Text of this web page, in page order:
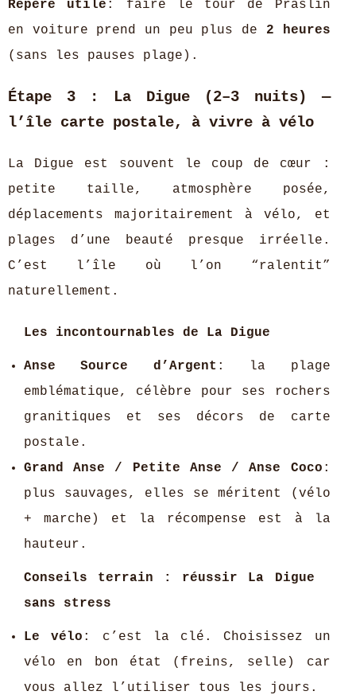
Repère utile : faire le tour de Praslin
en voiture prend un peu plus de 2 heures
(sans les pauses plage).
Étape 3 : La Digue (2–3 nuits) —
l’île carte postale, à vivre à vélo
La Digue est souvent le coup de cœur :
petite taille, atmosphère posée,
déplacements majoritairement à vélo, et
plages d’une beauté presque irréelle.
C’est l’île où l’on “ralentit”
naturellement.
Les incontournables de La Digue
Anse Source d’Argent : la plage
emblématique, célèbre pour ses rochers
granitiques et ses décors de carte
postale.
Grand Anse / Petite Anse / Anse Coco :
plus sauvages, elles se méritent (vélo
+ marche) et la récompense est à la
hauteur.
Conseils terrain : réussir La Digue
sans stress
Le vélo : c’est la clé. Choisissez un
vélo en bon état (freins, selle) car
vous allez l’utiliser tous les jours.